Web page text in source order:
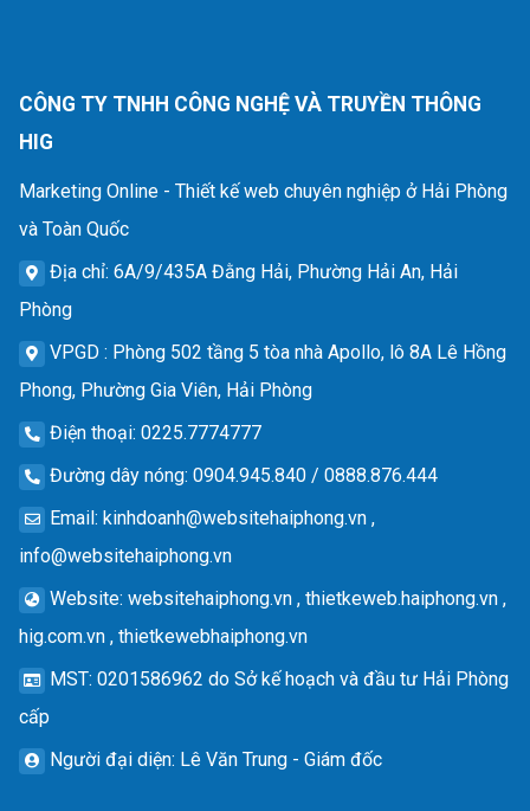
CÔNG TY TNHH CÔNG NGHỆ VÀ TRUYỀN THÔNG
HIG
Marketing Online - Thiết kế web chuyên nghiệp ở Hải Phòng
và Toàn Quốc
Địa chỉ: 6A/9/435A Đằng Hải, Phường Hải An, Hải
Phòng
VPGD : Phòng 502 tầng 5 tòa nhà Apollo, lô 8A Lê Hồng
Phong, Phường Gia Viên, Hải Phòng
Điện thoại: 0225.7774777
Đường dây nóng: 0904.945.840 / 0888.876.444
Email: kinhdoanh@websitehaiphong.vn ,
info@websitehaiphong.vn
Website: websitehaiphong.vn , thietkeweb.haiphong.vn ,
hig.com.vn , thietkewebhaiphong.vn
MST: 0201586962 do Sở kế hoạch và đầu tư Hải Phòng
cấp
Người đại diện: Lê Văn Trung - Giám đốc